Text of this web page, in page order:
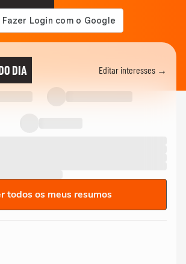
DIA Editar interesses →
todos os meus resumos